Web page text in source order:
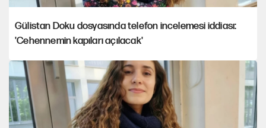
Gülistan Doku dosyasında telefon incelemesi iddiası:
'Cehennemin kapıları açılacak'